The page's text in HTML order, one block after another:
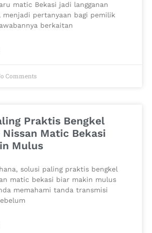
matic Bekasi jadi langganan
menjadi pertanyaan bagi pemilik
berkaitan
Comments
Praktis Bengkel
Matic Bekasi
Mulus
solusi paling praktis bengkel
matic bekasi biar makin mulus
memahami tanda transmisi